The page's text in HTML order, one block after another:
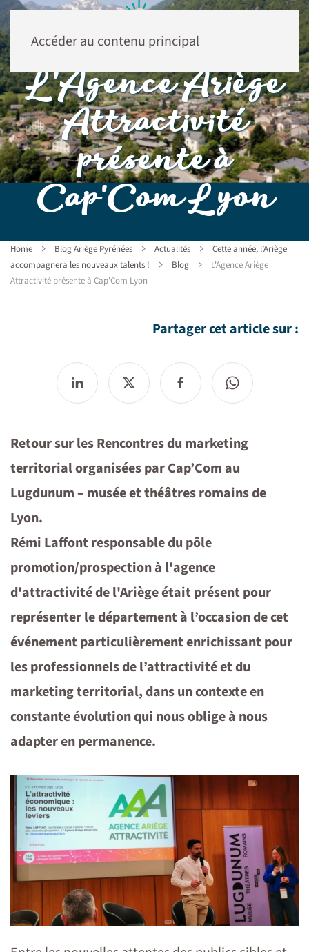
Accéder au contenu principal
L'Agence Ariège
Attractivité
présente à
Cap'Com Lyon
Home Blog Ariège Pyrénées Actualités
Cette année, l’Ariège
accompagnera les nouveaux talents !
Blog
L'Agence Ariège
Attractivité présente à Cap'Com Lyon
Partager cet article sur :
Retour sur les Rencontres du marketing
territorial organisées par Cap’Com au
Lugdunum – musée et théâtres romains de
Lyon.
Rémi Laffont responsable du pôle
promotion/prospection à l'agence
d'attractivité de l'Ariège était présent pour
représenter le département à l’occasion de cet
événement particulièrement enrichissant pour
les professionnels de l’attractivité et du
marketing territorial, dans un contexte en
constante évolution qui nous oblige à nous
adapter en permanence.